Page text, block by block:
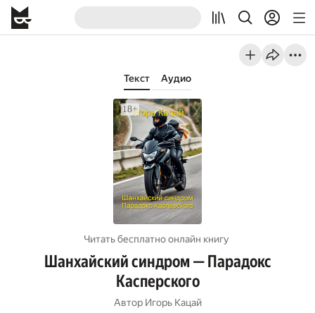
Текст Аудио
Читать бесплатно онлайн книгу
Шанхайский синдром — Парадокс
Касперского
Автор Игорь Кацай